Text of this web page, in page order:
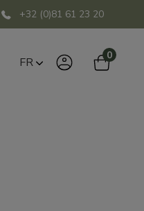
+32 (0)81 61 23 20
FR 0